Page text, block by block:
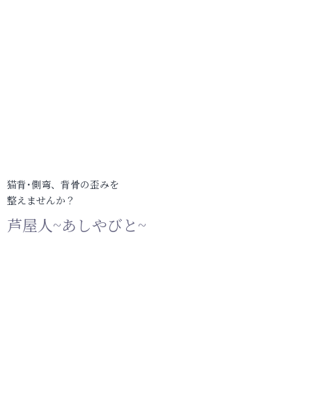
猫背･側弯、背骨の歪みを
整えませんか？
芦屋人~あしやびと~